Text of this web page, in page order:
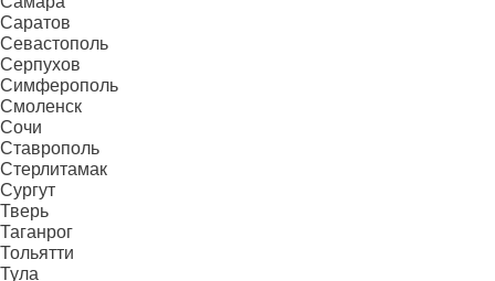
Саратов
Севастополь
Серпухов
Симферополь
Смоленск
Сочи
Ставрополь
Стерлитамак
Сургут
Тверь
Таганрог
Тольятти
Тула